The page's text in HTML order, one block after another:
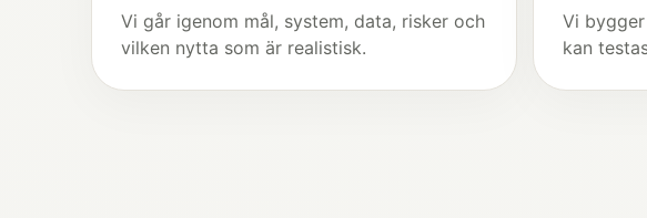
Vi går igenom mål, system, data, risker och
vilken nytta som är realistisk.
Vi
kan